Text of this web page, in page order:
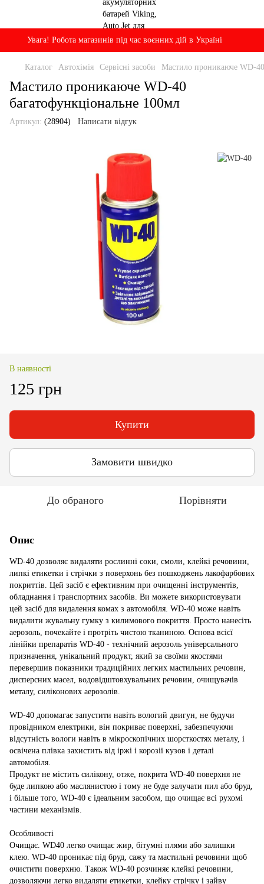
Увага! Робота магазинів під час воєнних дій в Україні
Каталог Автохімія Сервісні засоби Мастило проникаюче WD-
Мастило проникаюче WD-40
багатофункціональне 100мл
Артикул: (28904) Написати відгук
В наявності
125 грн
Купити
Замовити швидко
До обраного Порівняти
Опис
WD-40 дозволяє видаляти рослинні соки, смоли, клейкі речовини,
липкі етикетки і стрічки з поверхонь без пошкоджень лакофарбових
покриттів. Цей засіб є ефективним при очищенні інструментів,
обладнання і транспортних засобів. Ви можете використовувати
цей засіб для видалення комах з автомобіля. WD-40 може навіть
видалити жувальну гумку з килимового покриття. Просто нанесіть
аерозоль, почекайте і протріть чистою тканиною. Основа всієї
лінійки препаратів WD-40 - технічний аерозоль універсального
призначення, унікальний продукт, який за своїми якостями
перевершив показники традиційних легких мастильних речовин,
дисперсних масел, водовідштовхувальних речовин, очищувачів
металу, силіконових аерозолів.
WD-40 допомагає запустити навіть вологий двигун, не будучи
провідником електрики, він покриває поверхні, забезпечуючи
відсутність вологи навіть в мікроскопічних шорсткостях металу, і
освічена плівка захистить від іржі і корозії кузов і деталі
автомобіля.
Продукт не містить силікону, отже, покрита WD-40 поверхня не
буде липкою або маслянистою і тому не буде залучати пил або бруд,
і більше того, WD-40 є ідеальним засобом, що очищає всі рухомі
частини механізмів.
Особливості
Очищає. WD40 легко очищає жир, бітумні плями або залишки
клею. WD-40 проникає під бруд, сажу та мастильні речовини щоб ​​
очистити поверхню. Також WD-40 розчиняє клейкі речовини,
дозволяючи легко видаляти етикетки, клейку стрічку і зайву